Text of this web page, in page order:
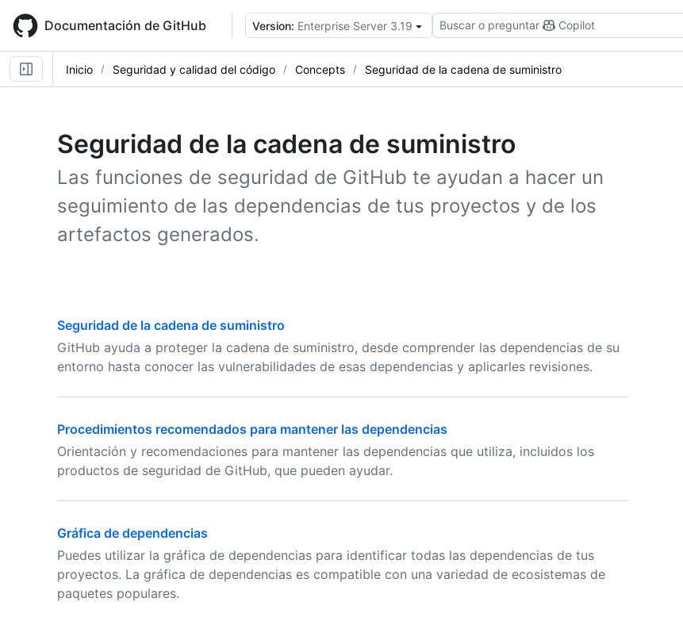
main
content
Documentación de GitHub Version: Enterprise Server 3.19 Buscar o preguntar Copilot
Inicio Seguridad y calidad del código Concepts Seguridad de la cadena de suministro
Seguridad de la cadena de suministro
Las funciones de seguridad de GitHub te ayudan a hacer un
seguimiento de las dependencias de tus proyectos y de los
artefactos generados.
Seguridad de la cadena de suministro
GitHub ayuda a proteger la cadena de suministro, desde comprender las dependencias de su
entorno hasta conocer las vulnerabilidades de esas dependencias y aplicarles revisiones.
Procedimientos recomendados para mantener las dependencias
Orientación y recomendaciones para mantener las dependencias que utiliza, incluidos los
productos de seguridad de GitHub, que pueden ayudar.
Gráfica de dependencias
Puedes utilizar la gráfica de dependencias para identificar todas las dependencias de tus
proyectos. La gráfica de dependencias es compatible con una variedad de ecosistemas de
paquetes populares.